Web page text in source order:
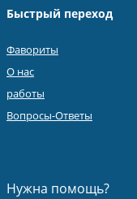
Быстрый переход
Фавориты
О нас
работы
Вопросы-Ответы
Нужна помощь?